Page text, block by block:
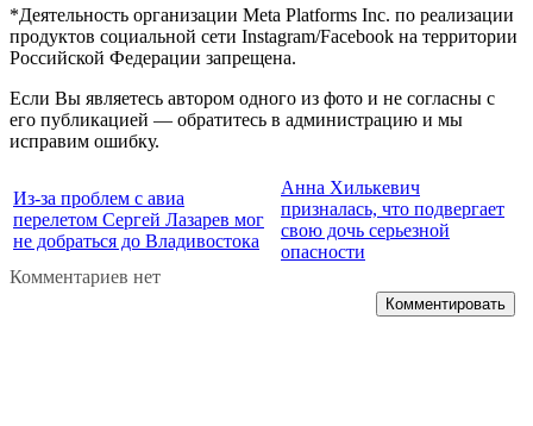
*Деятельность организации Meta Platforms Inc. по реализации
продуктов социальной сети Instagram/Facebook на территории
Российской Федерации запрещена.
Если Вы являетесь автором одного из фото и не согласны с
его публикацией — обратитесь в администрацию и мы
исправим ошибку.
Из-за проблем с авиа
перелетом Сергей Лазарев мог
не добраться до Владивостока
Анна Хилькевич
призналась, что подвергает
свою дочь серьезной
опасности
Комментариев нет
Комментировать